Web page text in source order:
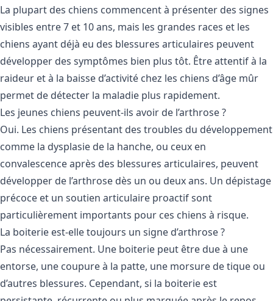
La plupart des chiens commencent à présenter des signes
visibles entre 7 et 10 ans, mais les grandes races et les
chiens ayant déjà eu des blessures articulaires peuvent
développer des symptômes bien plus tôt. Être attentif à la
raideur et à la baisse d’activité chez les chiens d’âge mûr
permet de détecter la maladie plus rapidement.
Les jeunes chiens peuvent-ils avoir de l’arthrose ?
Oui. Les chiens présentant des troubles du développement
comme la dysplasie de la hanche, ou ceux en
convalescence après des blessures articulaires, peuvent
développer de l’arthrose dès un ou deux ans. Un dépistage
précoce et un soutien articulaire proactif sont
particulièrement importants pour ces chiens à risque.
La boiterie est-elle toujours un signe d’arthrose ?
Pas nécessairement. Une boiterie peut être due à une
entorse, une coupure à la patte, une morsure de tique ou
d’autres blessures. Cependant, si la boiterie est